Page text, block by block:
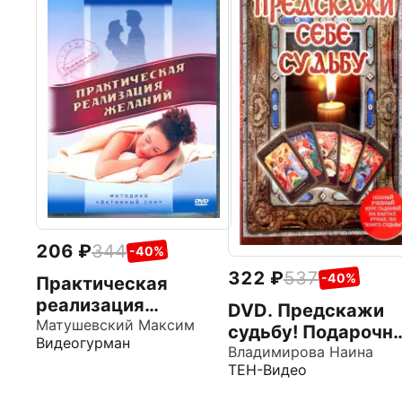
206 344 -40%
Практическая
реализация
желаний. Суженый
(DVD)
Матушевский Максим
Видеогурман
322 537 -40%
DVD. Предскажи
судьбу!
набор + гадальные
карты
Владимирова Наина
ТЕН-Видео